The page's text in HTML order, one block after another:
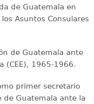
de Guatemala en
Asuntos Consulares
de Guatemala ante
(CEE), 1965-1966.
primer secretario
de Guatemala ante la